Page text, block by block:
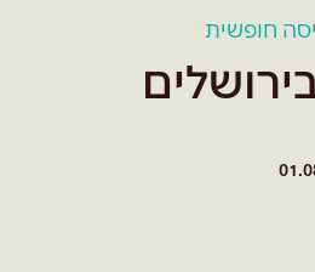
חופשית